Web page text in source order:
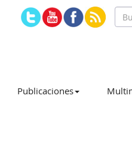
Publicaciones